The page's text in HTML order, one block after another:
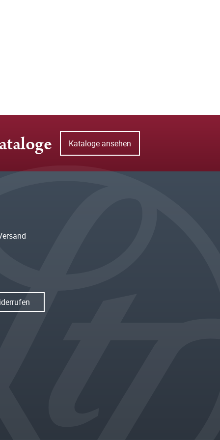
Kataloge ansehen